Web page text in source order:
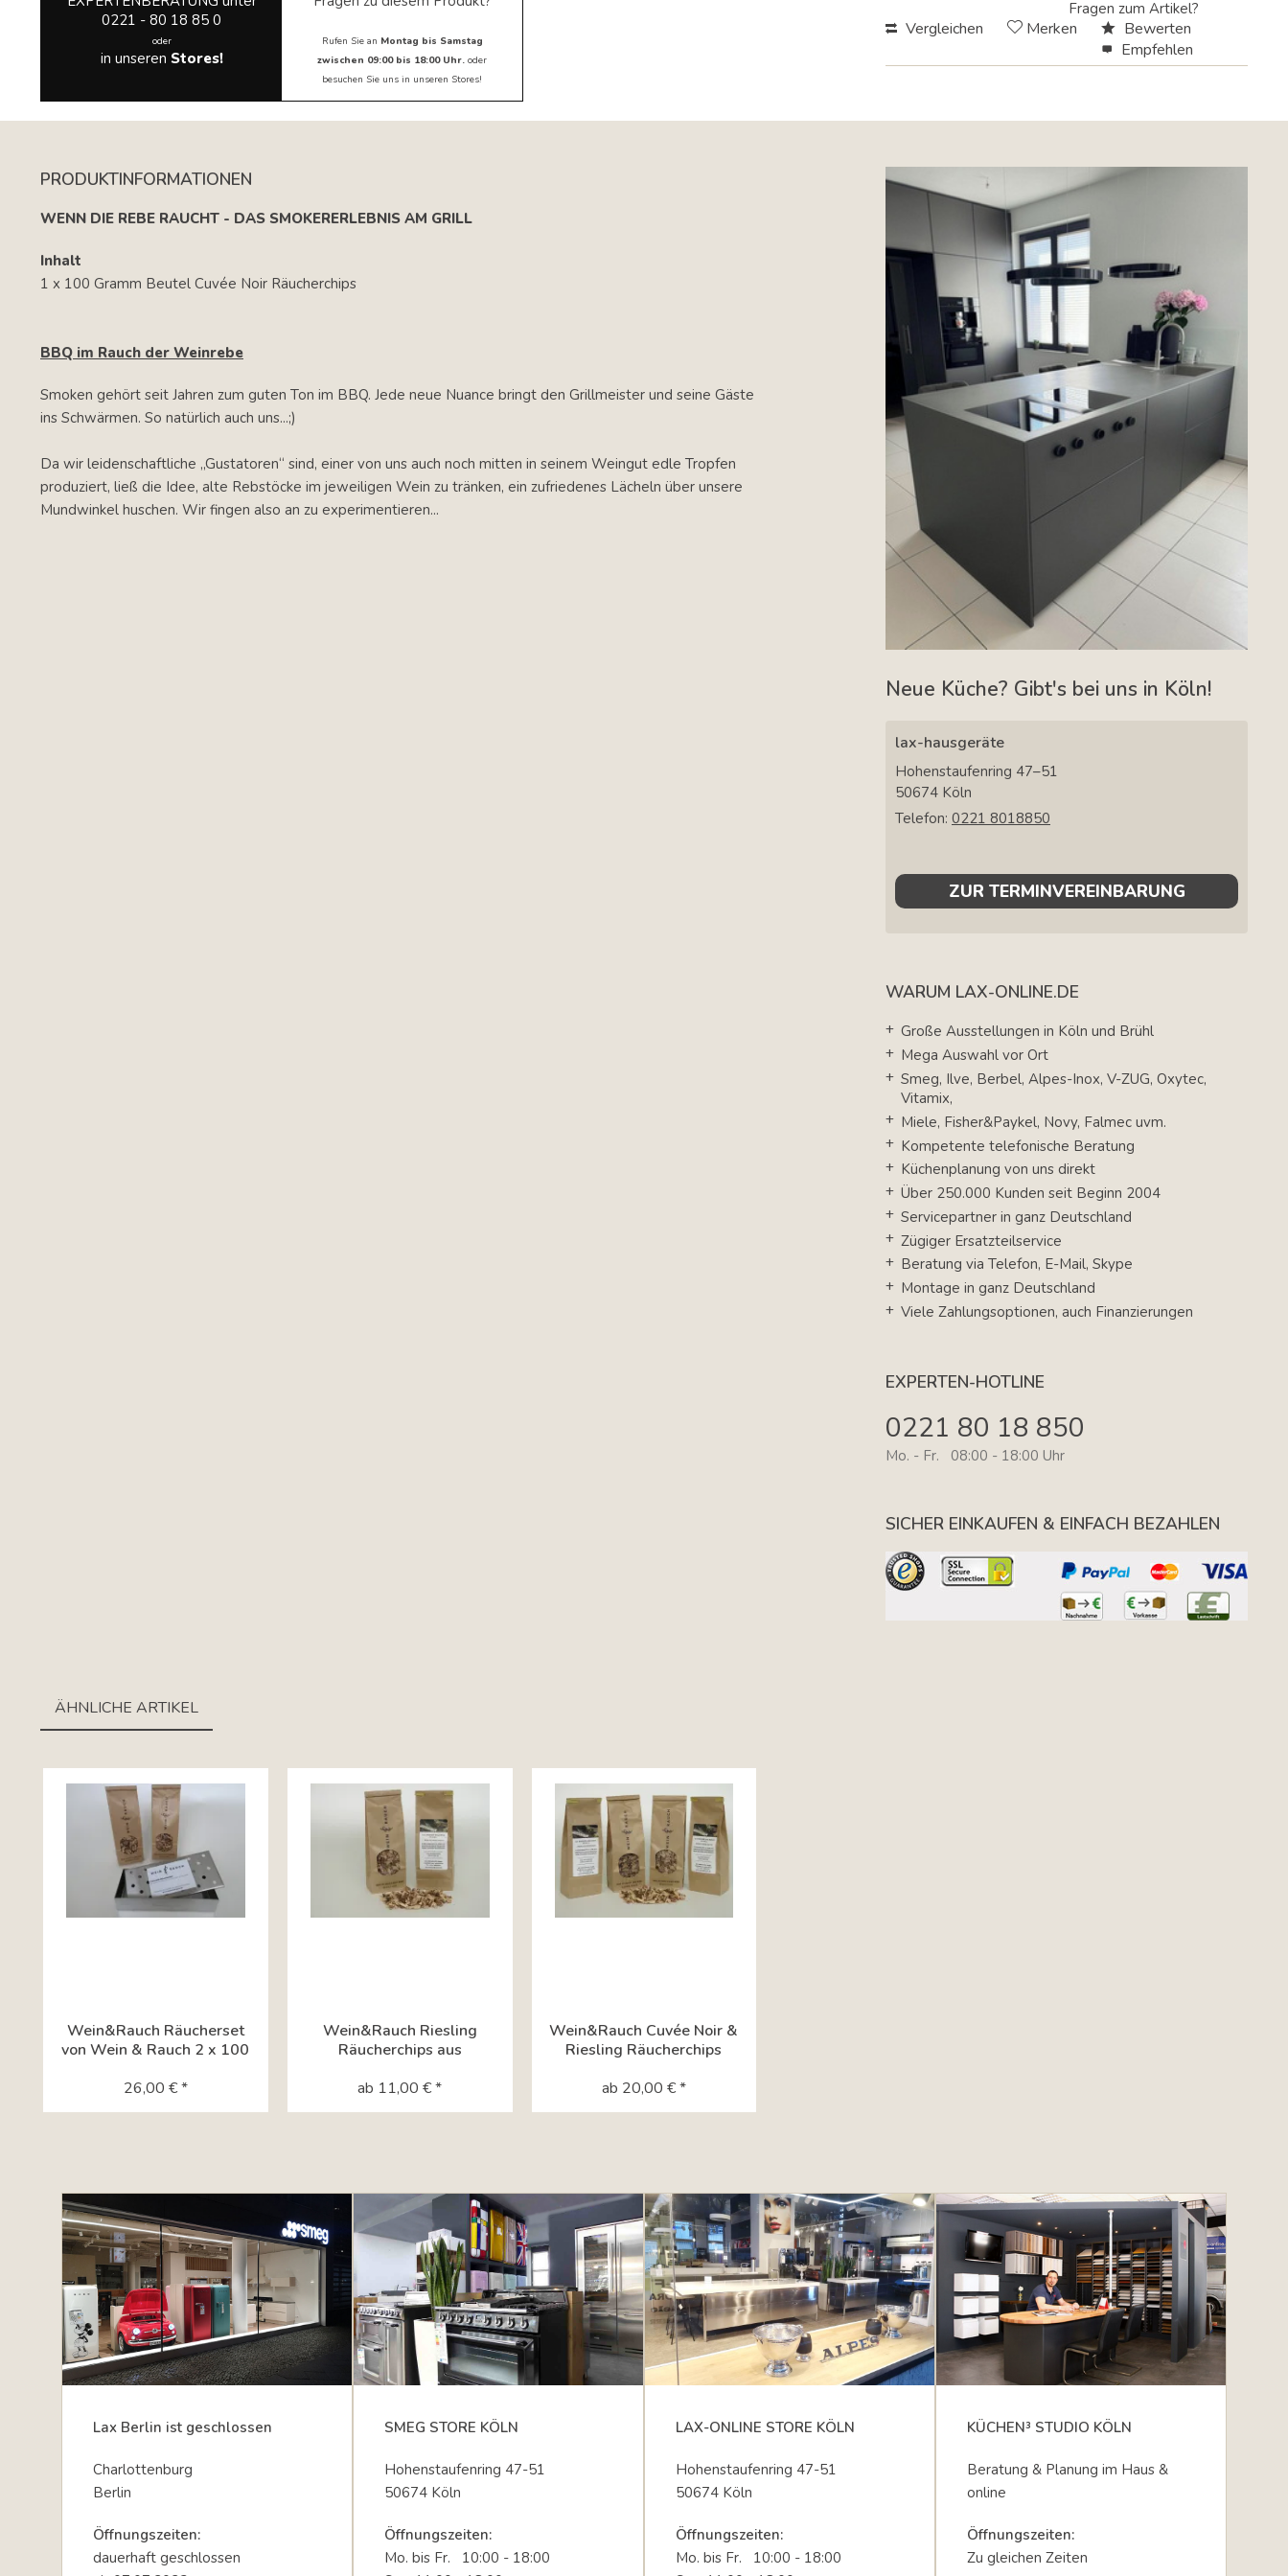
0221 - 80 18 85 0
oder
in unseren Stores!
Rufen Sie an Montag bis Samstag
zwischen 09:00 bis 18:00 Uhr. oder
besuchen Sie uns in unseren Stores!
Fragen zum Artikel?
Vergleichen Merken
Bewerten
Empfehlen
PRODUKTINFORMATIONEN
WENN DIE REBE RAUCHT - DAS SMOKERERLEBNIS AM GRILL
Inhalt
1 x 100 Gramm Beutel Cuvée Noir Räucherchips
BBQ im Rauch der Weinrebe
Smoken gehört seit Jahren zum guten Ton im BBQ. Jede neue Nuance bringt den Grillmeister und seine Gäste
ins Schwärmen. So natürlich auch uns...;)
Da wir leidenschaftliche „Gustatoren“ sind, einer von uns auch noch mitten in seinem Weingut edle Tropfen
produziert, ließ die Idee, alte Rebstöcke im jeweiligen Wein zu tränken, ein zufriedenes Lächeln über unsere
Mundwinkel huschen. Wir fingen also an zu experimentieren...
Neue Küche? Gibt's bei uns in Köln!
lax-hausgeräte
Hohenstaufenring 47–51
50674 Köln
Telefon: 0221 8018850
ZUR TERMINVEREINBARUNG
WARUM LAX-ONLINE.DE
Große Ausstellungen in Köln und Brühl
Mega Auswahl vor Ort
Smeg, Ilve, Berbel, Alpes-Inox, V-ZUG, Oxytec,
Vitamix,
Miele, Fisher&Paykel, Novy, Falmec uvm.
Kompetente telefonische Beratung
Küchenplanung von uns direkt
Über 250.000 Kunden seit Beginn 2004
Servicepartner in ganz Deutschland
Zügiger Ersatzteilservice
Beratung via Telefon, E-Mail, Skype
Montage in ganz Deutschland
Viele Zahlungsoptionen, auch Finanzierungen
EXPERTEN-HOTLINE
0221 80 18 850
Mo. - Fr. 08:00 - 18:00 Uhr
SICHER EINKAUFEN & EINFACH BEZAHLEN
ÄHNLICHE ARTIKEL
Wein&Rauch Räucherset
von Wein & Rauch 2 x 100
26,00 € *
Wein&Rauch Riesling
Räucherchips aus
Wein&Rauch
ab 11,00 € *
Wein&Rauch Cuvée Noir &
Riesling Räucherchips
ab 20,00 € *
Lax Berlin ist geschlossen
Charlottenburg
Berlin
Öffnungszeiten:
dauerhaft geschlossen
SMEG STORE KÖLN
Hohenstaufenring 47-51
50674 Köln
Öffnungszeiten:
Mo. bis Fr. 10:00 - 18:00
LAX-ONLINE STORE KÖLN
Hohenstaufenring 47-51
50674 Köln
Öffnungszeiten:
Mo. bis Fr. 10:00 - 18:00
KÜCHEN³ STUDIO KÖLN
Beratung & Planung im Haus &
online
Öffnungszeiten:
Zu gleichen Zeiten